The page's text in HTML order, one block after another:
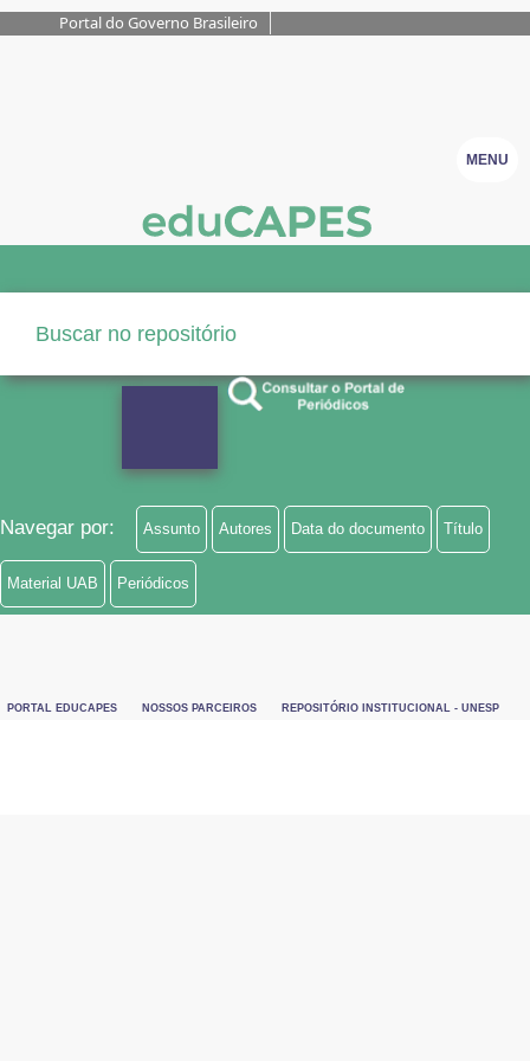
Portal do Governo Brasileiro
MENU
Navegar por: Assunto Autores Data do documento Título
Material UAB Periódicos
PORTAL EDUCAPES NOSSOS PARCEIROS REPOSITÓRIO INSTITUCIONAL - UNESP